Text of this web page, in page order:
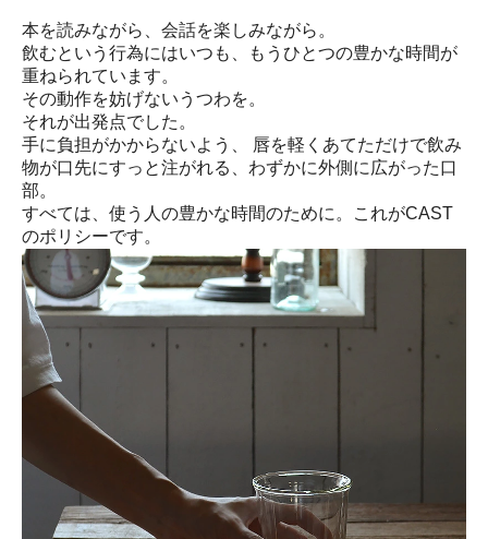
本を読みながら、会話を楽しみながら。
飲むという行為にはいつも、もうひとつの豊かな時間が
重ねられています。
その動作を妨げないうつわを。
それが出発点でした。
手に負担がかからないよう、 唇を軽くあてただけで飲み
物が口先にすっと注がれる、わずかに外側に広がった口
部。
すべては、使う人の豊かな時間のために。これがCAST
のポリシーです。